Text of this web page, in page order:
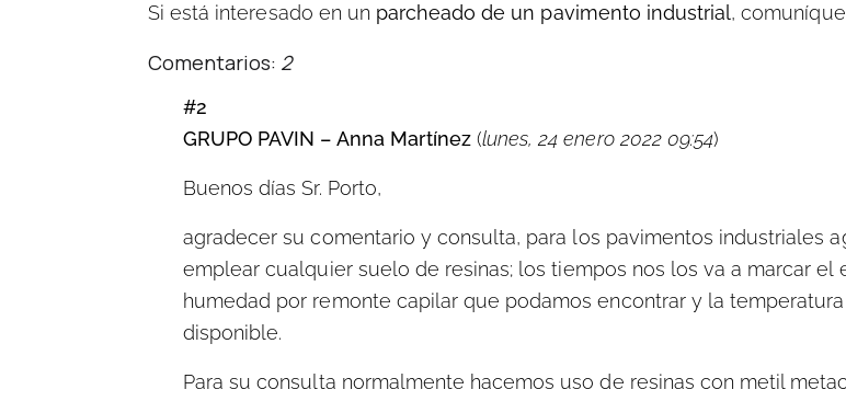
Si está interesado en un parcheado de un pavimento industrial,
Comentarios: 2
#2
GRUPO PAVIN – Anna Martínez(lunes, 24 enero 2022 09:54)
Buenos días Sr. Porto,
agradecer su comentario y consulta, para los pavimentos industriales
emplear cualquier suelo de resinas; los tiempos nos los va a marcar el
humedad por remonte capilar que podamos encontrar y la
disponible.
Para su consulta normalmente hacemos uso de resinas con metil